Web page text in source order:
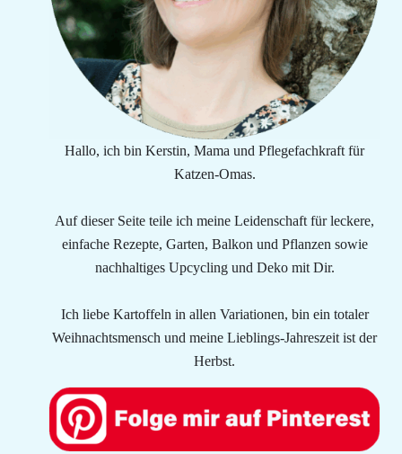
Hallo, ich bin Kerstin, Mama und Pflegefachkraft für
Katzen-Omas.
Auf dieser Seite teile ich meine Leidenschaft für leckere,
einfache Rezepte, Garten, Balkon und Pflanzen sowie
nachhaltiges Upcycling und Deko mit Dir.
Ich liebe Kartoffeln in allen Variationen, bin ein totaler
Weihnachtsmensch und meine Lieblings-Jahreszeit ist der
Herbst.